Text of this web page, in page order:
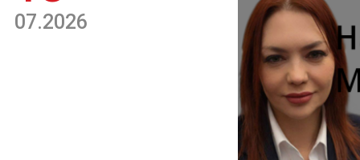
07.2026